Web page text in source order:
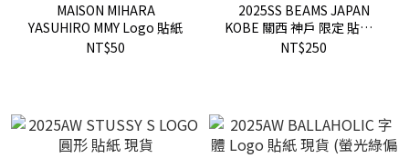
MAISON MIHARA
YASUHIRO MMY Logo 貼紙
NT$50
2025SS BEAMS JAPAN
KOBE 關西 神戶 限定 貼紙 2
張 現貨 56650207819
NT$250